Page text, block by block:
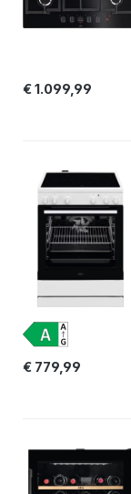
€ 1.099,99
€ 779,99